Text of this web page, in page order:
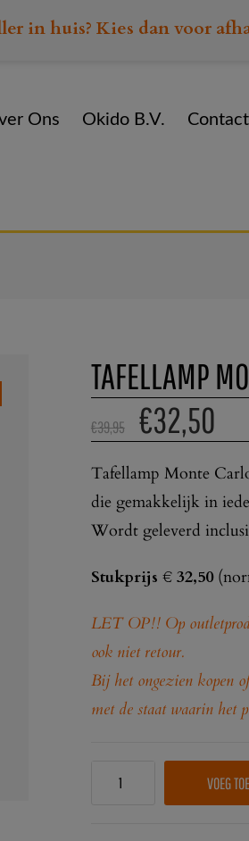
in huis? Kies dan voor
Ons Okido B.V. Contact
TAFELLAMP
€39,95 €32,50
Tafellamp Monte
die gemakkelijk in
Wordt geleverd
Stukprijs € 32,50
LET OP!! Op
ook niet retour.
Bij het ongezien kopen
met de staat waarin het
VOEG